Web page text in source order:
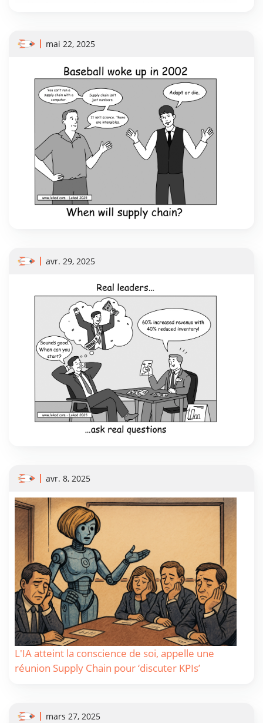
mai 22, 2025
avr. 29, 2025
avr. 8, 2025
L'IA atteint la conscience de soi, appelle une
réunion Supply Chain pour ‘discuter KPIs’
mars 27, 2025